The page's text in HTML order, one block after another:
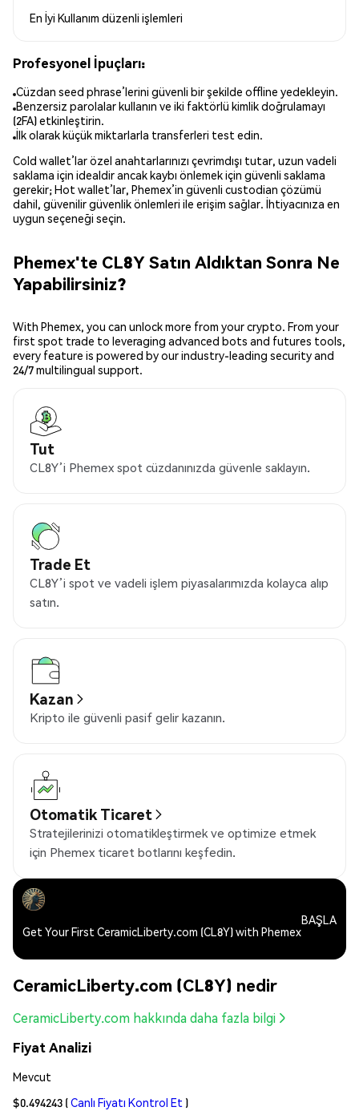
En İyi Kullanım düzenli işlemleri
Profesyonel İpuçları:
Cüzdan seed phrase’lerini güvenli bir şekilde offline yedekleyin.
Benzersiz parolalar kullanın ve iki faktörlü kimlik doğrulamayı
(2FA) etkinleştirin.
İlk olarak küçük miktarlarla transferleri test edin.
Cold wallet’lar özel anahtarlarınızı çevrimdışı tutar, uzun vadeli
saklama için idealdir ancak kaybı önlemek için güvenli saklama
gerekir; Hot wallet’lar, Phemex’in güvenli custodian çözümü
dahil, güvenilir güvenlik önlemleri ile erişim sağlar. İhtiyacınıza en
uygun seçeneği seçin.
Phemex'te CL8Y Satın Aldıktan Sonra Ne
Yapabilirsiniz?
With Phemex, you can unlock more from your crypto. From your
first spot trade to leveraging advanced bots and futures tools,
every feature is powered by our industry-leading security and
24/7 multilingual support.
Tut
CL8Y’i Phemex spot cüzdanınızda güvenle saklayın.
Trade Et
CL8Y’i spot ve vadeli işlem piyasalarımızda kolayca alıp
satın.
Kazan
Kripto ile güvenli pasif gelir kazanın.
Otomatik Ticaret
Stratejilerinizi otomatikleştirmek ve optimize etmek
için Phemex ticaret botlarını keşfedin.
Get Your First CeramicLiberty.com (CL8Y) with Phemex
BAŞLA
CeramicLiberty.com (CL8Y) nedir
CeramicLiberty.com hakkında daha fazla bilgi
Fiyat Analizi
Mevcut
$0.494243 (Canlı Fiyatı Kontrol Et )